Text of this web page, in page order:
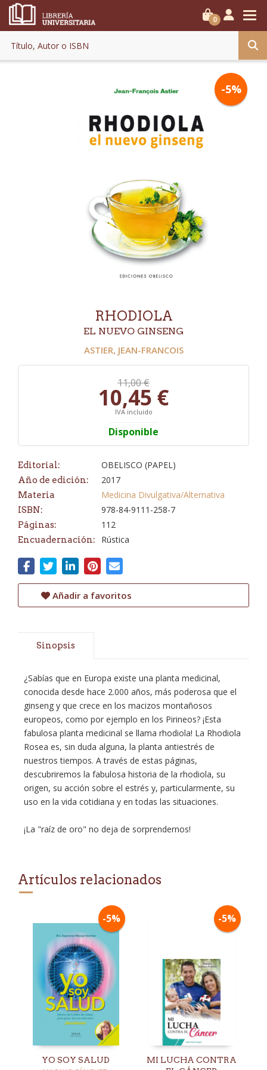
0
-5%
RHODIOLA
EL NUEVO GINSENG
ASTIER, JEAN-FRANCOIS
11,00 €
10,45 €
IVA incluido
Disponible
Editorial: OBELISCO (PAPEL)
Año de edición: 2017
Materia Medicina Divulgativa/Alternativa
ISBN: 978-84-9111-258-7
Páginas: 112
Encuadernación: Rústica
Añadir a favoritos
Sinopsis
¿Sabías que en Europa existe una planta medicinal,
conocida desde hace 2.000 años, más poderosa que el
ginseng y que crece en los macizos montañosos
europeos, como por ejemplo en los Pirineos? ¡Esta
fabulosa planta medicinal se llama rhodiola! La Rhodiola
Rosea es, sin duda alguna, la planta antiestrés de
nuestros tiempos. A través de estas páginas,
descubriremos la fabulosa historia de la rhodiola, su
origen, su acción sobre el estrés y, particularmente, su
uso en la vida cotidiana y en todas las situaciones.
¡La "raíz de oro" no deja de sorprendernos!
Artículos relacionados
-5%
YO SOY SALUD
-5%
MI LUCHA CONTRA